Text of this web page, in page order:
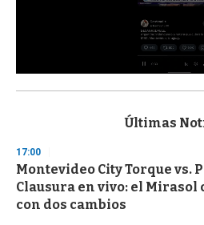
s
d
s
o
f
3
Últimas
17:00
Montevideo City Torque vs.
Clausura en vivo: el
con dos cambios